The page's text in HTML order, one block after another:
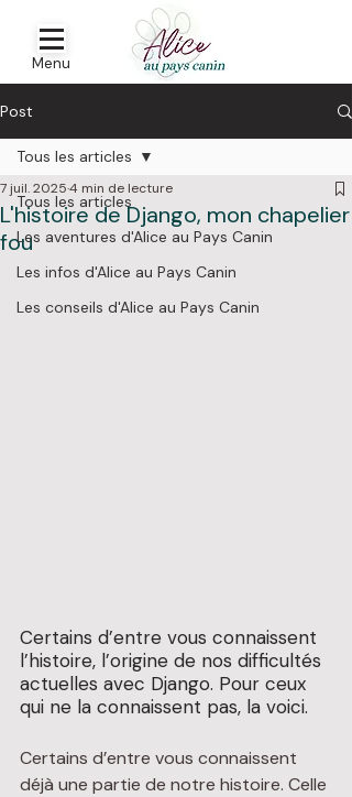
Menu
Post
Tous les articles
Les aventures d'Alice au Pays Canin
Les infos d'Alice au Pays Canin
Les conseils d'Alice au Pays Canin
Tous les articles
L'histoire de Django, mon chapelier
fou
7 juil. 20254 min de lecture
Certains d’entre vous connaissent
l’histoire, l’origine de nos difficultés
actuelles avec Django. Pour ceux
qui ne la connaissent pas, la voici.
Certains d’entre vous connaissent
déjà une partie de notre histoire. Celle